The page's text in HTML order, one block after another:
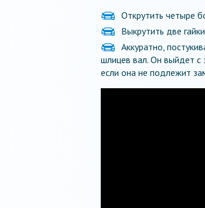
Открутить четыре
Выкрутить две
Аккуратно,
шлицев вал. Он выйдет с
если она не подлежит